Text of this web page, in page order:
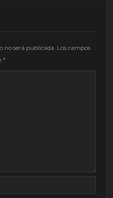
no será publicada. Los campos
*